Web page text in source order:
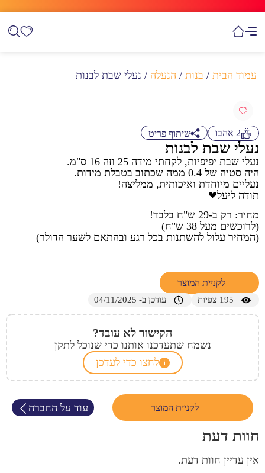
עמוד הבית / בנות / הנעלה / נעלי שבת לבנות
2 אהבו שיתוף פריט
נעלי שבת לבנות
נעלי שבת יפיפיות, לקחתי מידה 25 וזה 16 ס"מ.
היה סטיה של 0.4 ממה שכתוב בטבלת מידות.
נעליים מיוחדת ואיכותית, ממליצה!
תודה ליעל❤
מחיר: רק ב-29 ש"ח בלבד!
(לרוכשים מעל 38 ש"ח)
(המחיר עלול להשתנות בכל רגע ובהתאם לשער הדולר)
לקניית המוצר
195 צפיות עודכן ב- 04/11/2025
הקישור לא עובד?
נשמח שתעדכנו אותנו כדי שנוכל לתקן
לחצו כדי לעדכן
לקניית המוצר עוד על החברה
חוות דעת
אין עדיין חוות דעת.